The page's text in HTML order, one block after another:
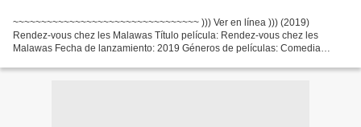
~~~~~~~~~~~~~~~~~~~~~~~~~~~~~~~~~ ))) Ver en línea ))) (2019)
Rendez-vous chez les Malawas Título película: Rendez-vous chez les
Malawas Fecha de lanzamiento: 2019 Géneros de películas: Comedia